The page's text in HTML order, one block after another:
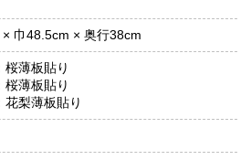
巾48.5cm × 奥行38cm
桜薄板貼り
桜薄板貼り
花梨薄板貼り